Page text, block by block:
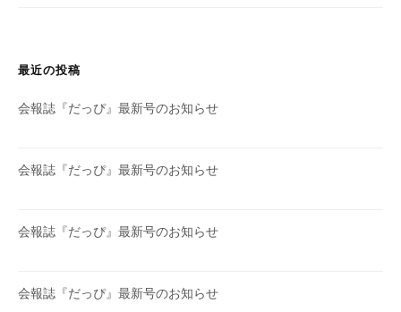
最近の投稿
会報誌『だっぴ』最新号のお知らせ
会報誌『だっぴ』最新号のお知らせ
会報誌『だっぴ』最新号のお知らせ
会報誌『だっぴ』最新号のお知らせ